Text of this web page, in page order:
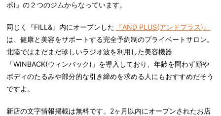
ボ)』の２つのジムからなっています。
同じく『FILL&』内にオープンした
『AND PLUS(アンドプラス)』
は、健康と美容をサポートする完全予約制のプライベートサロン。
北陸ではまだまだ珍しいラジオ波を利用した美容機器
「WINBACK(ウィンバック)」を導入しており、年齢を問わず顔や
ボディのたるみや部分的な引き締めを求める人にもおすすめだそう
ですよ。
新店の文字情報掲載は無料です。2ヶ月以内にオープンされたお店